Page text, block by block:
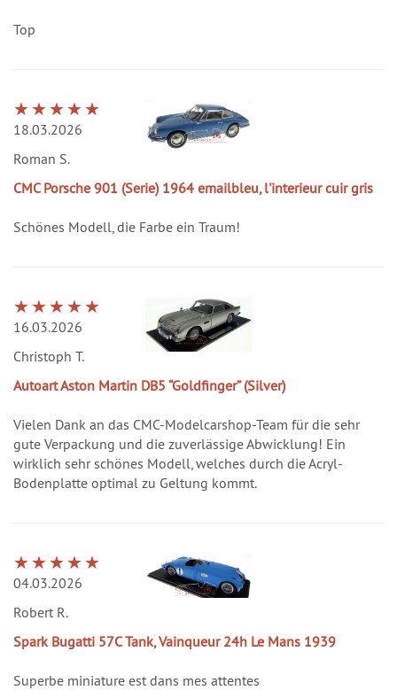
Top
18.03.2026
Roman S.
CMC Porsche 901 (Serie) 1964 emailbleu, l'interieur cuir gris
Schönes Modell, die Farbe ein Traum!
16.03.2026
Christoph T.
Autoart Aston Martin DB5 “Goldfinger” (Silver)
Vielen Dank an das CMC-Modelcarshop-Team für die sehr
gute Verpackung und die zuverlässige Abwicklung! Ein
wirklich sehr schönes Modell, welches durch die Acryl-
Bodenplatte optimal zu Geltung kommt.
04.03.2026
Robert R.
Spark Bugatti 57C Tank, Vainqueur 24h Le Mans 1939
Superbe miniature est dans mes attentes